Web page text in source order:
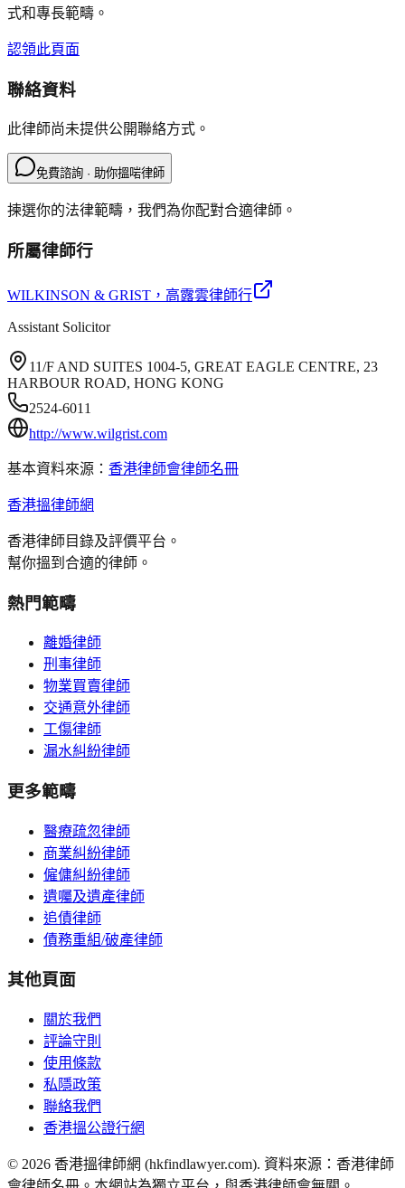
式和專長範疇。
認領此頁面
聯絡資料
此律師尚未提供公開聯絡方式。
免費諮詢 · 助你搵啱律師
揀選你的法律範疇，我們為你配對合適律師。
所屬律師行
WILKINSON & GRIST ，高露雲律師行
Assistant Solicitor
11/F AND SUITES 1004-5, GREAT EAGLE CENTRE, 23
HARBOUR ROAD, HONG KONG
2524-6011
http://www.wilgrist.com
基本資料來源： 香港律師會律師名冊
香港搵律師網
香港律師目錄及評價平台。
幫你搵到合適的律師。
熱門範疇
離婚律師
刑事律師
物業買賣律師
交通意外律師
工傷律師
漏水糾紛律師
更多範疇
醫療疏忽律師
商業糾紛律師
僱傭糾紛律師
遺囑及遺產律師
追債律師
債務重組/破產律師
其他頁面
關於我們
評論守則
使用條款
私隱政策
聯絡我們
香港搵公證行網
© 2026 香港搵律師網 (hkfindlawyer.com). 資料來源：香港律師